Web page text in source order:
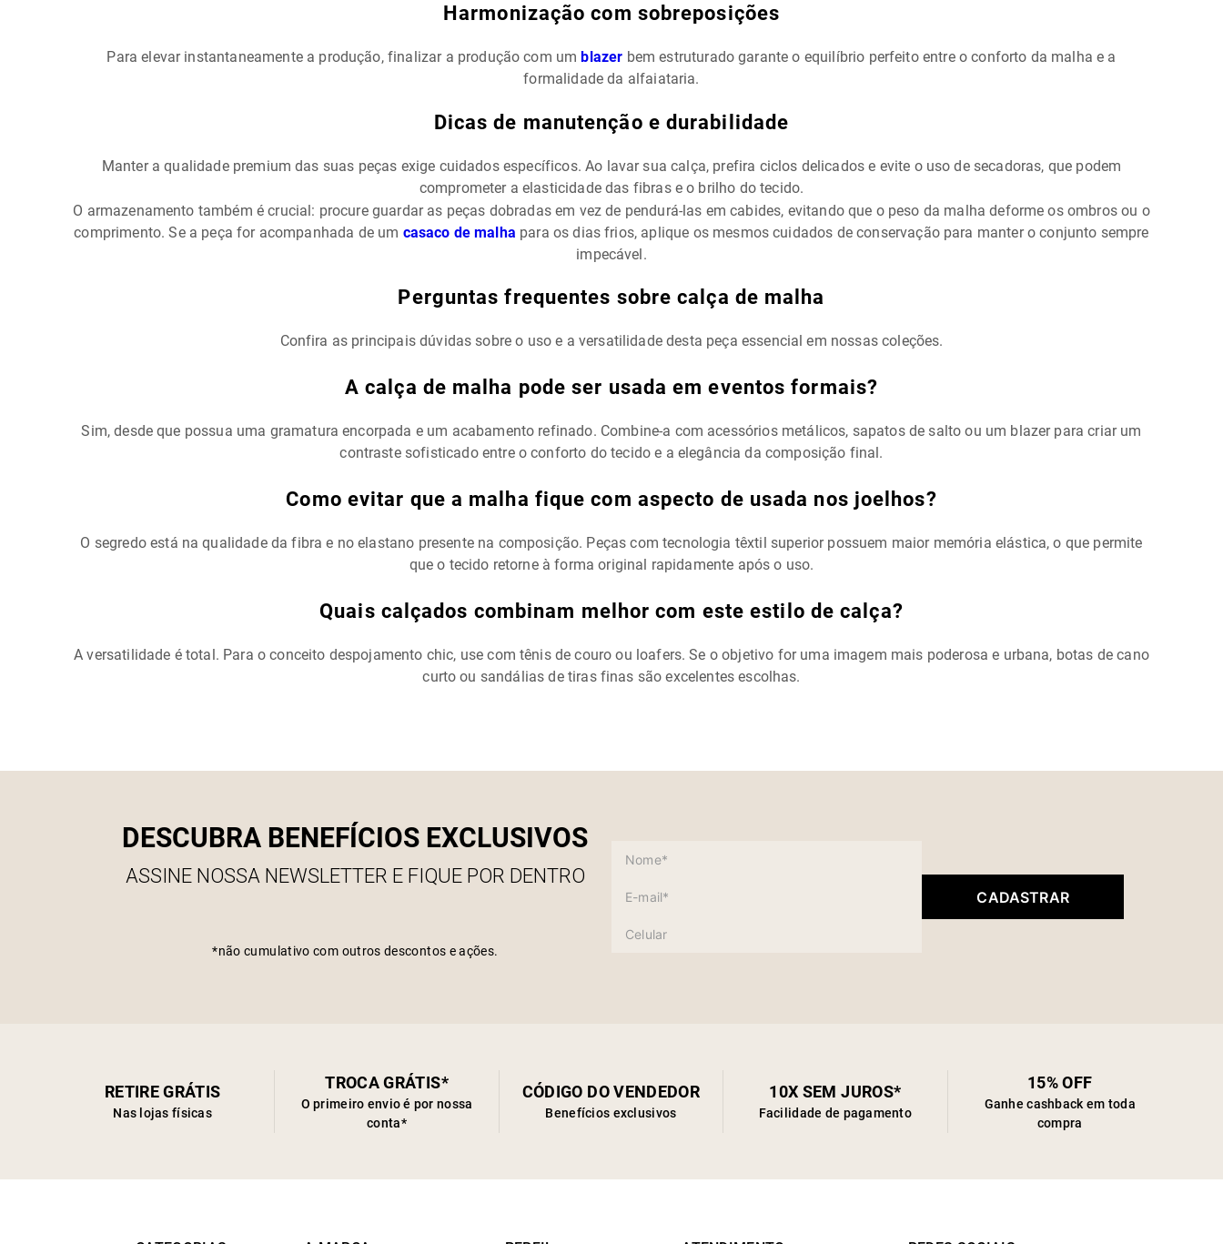
Harmonização com sobreposições
Para elevar instantaneamente a produção, finalizar a produção com um blazer bem estruturado garante o equilíbrio perfeito entre o conforto da malha e a
formalidade da alfaiataria.
Dicas de manutenção e durabilidade
Manter a qualidade premium das suas peças exige cuidados específicos. Ao lavar sua calça, prefira ciclos delicados e evite o uso de secadoras, que podem
comprometer a elasticidade das fibras e o brilho do tecido.
O armazenamento também é crucial: procure guardar as peças dobradas em vez de pendurá-las em cabides, evitando que o peso da malha deforme os ombros ou o
comprimento. Se a peça for acompanhada de um casaco de malha para os dias frios, aplique os mesmos cuidados de conservação para manter o conjunto sempre
impecável.
Perguntas frequentes sobre calça de malha
Confira as principais dúvidas sobre o uso e a versatilidade desta peça essencial em nossas coleções.
A calça de malha pode ser usada em eventos formais?
Sim, desde que possua uma gramatura encorpada e um acabamento refinado. Combine-a com acessórios metálicos, sapatos de salto ou um blazer para criar um
contraste sofisticado entre o conforto do tecido e a elegância da composição final.
Como evitar que a malha fique com aspecto de usada nos joelhos?
O segredo está na qualidade da fibra e no elastano presente na composição. Peças com tecnologia têxtil superior possuem maior memória elástica, o que permite
que o tecido retorne à forma original rapidamente após o uso.
Quais calçados combinam melhor com este estilo de calça?
A versatilidade é total. Para o conceito despojamento chic, use com tênis de couro ou loafers. Se o objetivo for uma imagem mais poderosa e urbana, botas de cano
curto ou sandálias de tiras finas são excelentes escolhas.
DESCUBRA BENEFÍCIOS EXCLUSIVOS
ASSINE NOSSA NEWSLETTER E FIQUE POR DENTRO
*não cumulativo com outros descontos e ações.
CADASTRAR
RETIRE GRÁTIS
Nas lojas físicas
TROCA GRÁTIS*
O primeiro envio é por nossa
conta*
CÓDIGO DO VENDEDOR
Benefícios exclusivos
10X SEM JUROS*
Facilidade de pagamento
15% OFF
Ganhe cashback em toda
compra